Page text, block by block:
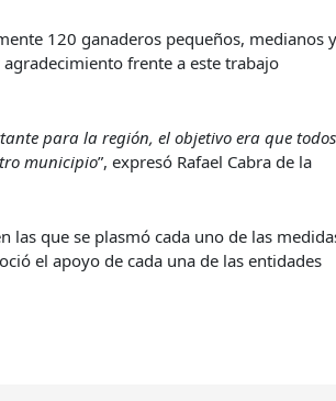
120 ganaderos pequeños, medianos y
frente a este trabajo
para la región, el objetivo era que todos
municipio”, expresó Rafael Cabra de la
las que se plasmó cada uno de las
el apoyo de cada una de las entidades